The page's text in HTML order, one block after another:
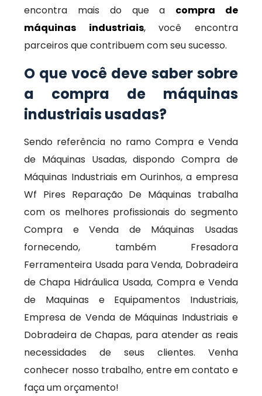
encontra mais do que a compra de
máquinas industriais, você encontra
parceiros que contribuem com seu sucesso.
O que você deve saber sobre
a compra de máquinas
industriais usadas?
Sendo referência no ramo Compra e Venda
de Máquinas Usadas, dispondo Compra de
Máquinas Industriais em Ourinhos, a empresa
Wf Pires Reparação De Máquinas trabalha
com os melhores profissionais do segmento
Compra e Venda de Máquinas Usadas
fornecendo, também Fresadora
Ferramenteira Usada para Venda, Dobradeira
de Chapa Hidráulica Usada, Compra e Venda
de Maquinas e Equipamentos Industriais,
Empresa de Venda de Máquinas Industriais e
Dobradeira de Chapas, para atender as reais
necessidades de seus clientes. Venha
conhecer nosso trabalho, entre em contato e
faça um orçamento!